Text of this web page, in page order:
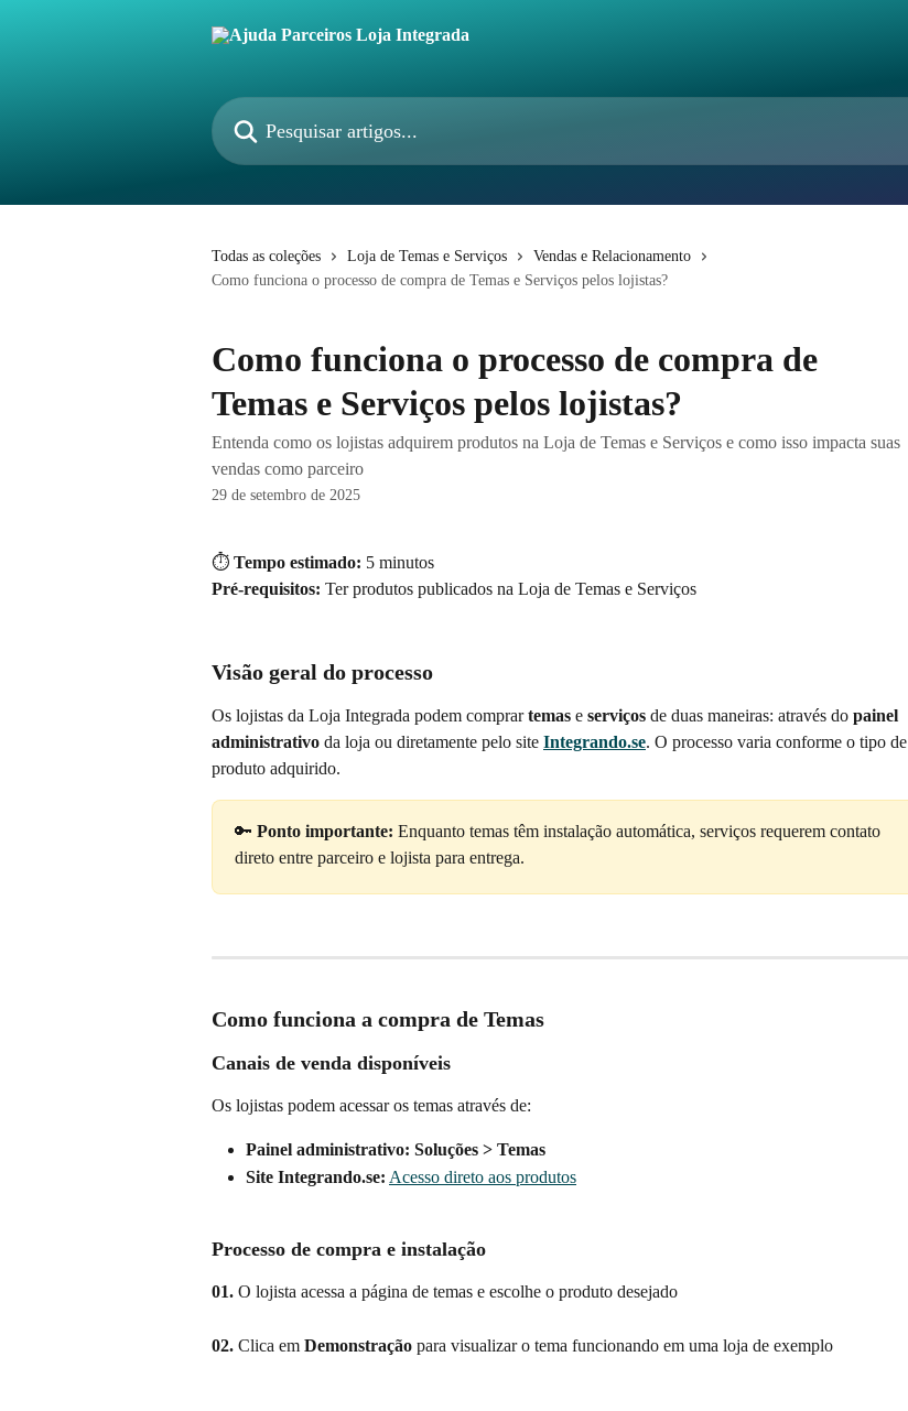
Pesquisar artigos...
Todas as coleções Loja de Temas e Serviços
Vendas e Relacionamento
Como funciona o processo de compra de Temas e Serviços pelos lojistas?
Como funciona o processo de compra de
Temas e Serviços pelos lojistas?
Entenda como os lojistas adquirem produtos na Loja de Temas e Serviços e como isso impacta suas
vendas como parceiro
29 de setembro de 2025
⏱️ Tempo estimado: 5 minutos
Pré-requisitos: Ter produtos publicados na Loja de Temas e Serviços
Visão geral do processo
Os lojistas da Loja Integrada podem comprar temas e serviços de duas maneiras: através do painel
administrativo da loja ou diretamente pelo site Integrando.se. O processo varia conforme o tipo de
produto adquirido.
🔑 Ponto importante: Enquanto temas têm instalação automática, serviços requerem contato
direto entre parceiro e lojista para entrega.
Como funciona a compra de Temas
Canais de venda disponíveis
Os lojistas podem acessar os temas através de:
Painel administrativo: Soluções > Temas
Site Integrando.se: Acesso direto aos produtos
Processo de compra e instalação
01. O lojista acessa a página de temas e escolhe o produto desejado
02. Clica em Demonstração para visualizar o tema funcionando em uma loja de exemplo